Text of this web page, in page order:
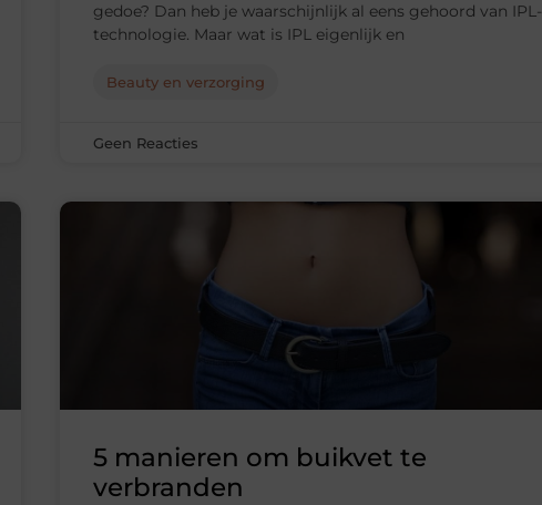
gedoe? Dan heb je waarschijnlijk al eens gehoord van IPL-
technologie. Maar wat is IPL eigenlijk en
Beauty en verzorging
Geen Reacties
5 manieren om buikvet te
verbranden